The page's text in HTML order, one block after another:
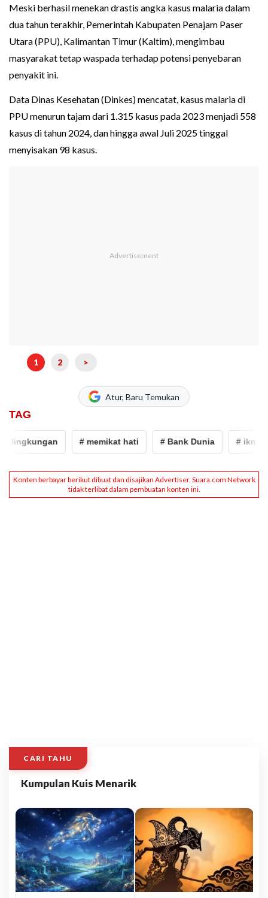
Meski berhasil menekan drastis angka kasus malaria dalam
dua tahun terakhir, Pemerintah Kabupaten Penajam Paser
Utara (PPU), Kalimantan Timur (Kaltim), mengimbau
masyarakat tetap waspada terhadap potensi penyebaran
penyakit ini.
Data Dinas Kesehatan (Dinkes) mencatat, kasus malaria di
PPU menurun tajam dari 1.315 kasus pada 2023 menjadi 558
kasus di tahun 2024, dan hingga awal Juli 2025 tinggal
menyisakan 98 kasus.
1 2 >
Atur, Baru Temukan
TAG
# memikat hati # Bank Dunia # ikn
CARI TAHU
Kumpulan Kuis Menarik